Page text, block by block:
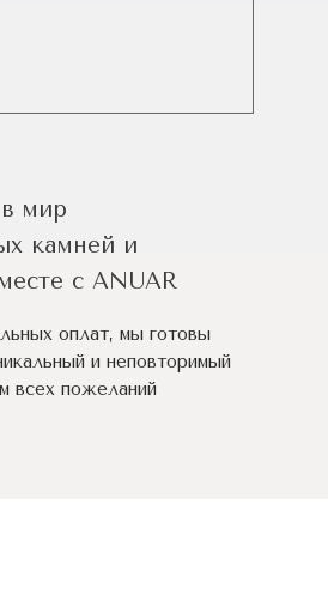
мир
камней и
с ANUAR
оплат, мы готовы
и неповторимый
всех пожеланий